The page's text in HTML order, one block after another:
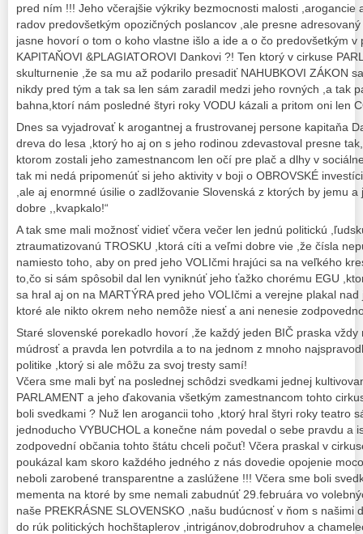
pred ním !!! Jeho včerajšie výkriky bezmocnosti malosti ,arogancie
radov predovšetkým opozičných poslancov ,ale presne
jasne hovorí o tom o koho vlastne išlo a ide a o čo predovšetkým v
KAPITAŇOVI &PLAGIATOROVI Dankovi ?! Ten ktorý v cirkuse
skulturnenie ,že sa mu až podarilo presadiť NAHUBKOVI ZÁKON
nikdy pred tým a tak sa len sám zaradil medzi jeho rovných ,a tak
bahna,ktorí nám posledné štyri roky VODU kázali a pritom oni len
Dnes sa vyjadrovať k arogantnej a frustrovanej persone kapitaňa
dreva do lesa ,ktorý ho aj on s jeho rodinou zdevastoval presne
ktorom zostali jeho zamestnancom len očí pre plač a dlhy v
tak mi nedá pripomenúť si jeho aktivity v boji o OBROVSKÉ
,ale aj enormné úsilie o zadlžovanie Slovenská z ktorých by jemu
dobre ,,kvapkalo!“
A tak sme mali možnosť vidieť včera večer len jednú politickú
ztraumatizovanú TROSKU ,ktorá cíti a veľmi dobre vie ,že čísla
namiesto toho, aby on pred jeho VOLIčmi hrajúci sa na veľkého
to,čo si sám spôsobil dal len vyniknúť jeho ťažko chorému EGU
sa hral aj on na MARTÝRA pred jeho VOLIčmi a verejne plakal
ktoré ale nikto okrem neho nemôže niesť a ani nenesie
Staré slovenské porekadlo hovorí ,že každý jeden BIČ praska vždy
múdrosť a pravda len potvrdila a to na jednom z mnoho
politike ,ktorý si ale môžu za svoj tresty samí!
Včera sme mali byť na poslednej schôdzi svedkami jednej
PARLAMENT a jeho ďakovania všetkým zamestnancom tohto
boli svedkami ? Nuž len arogancii toho ,ktorý hral štyri roky teatro
jednoducho VYBUCHOL a konečne nám povedal o sebe pravdu a
zodpovední občania tohto štátu chceli počuť! Včera praskal v
poukázal kam skoro každého jedného z nás dovedie opojenie
neboli zarobené transparentne a zaslúžene !!! Včera sme boli
mementa na ktoré by sme nemali zabudnúť 29.februára vo
naše PREKRÁSNE SLOVENSKO ,našu budúcnosť v ňom s našimi
do rúk politických hochštaplerov ,intrigánov,dobrodruhov a